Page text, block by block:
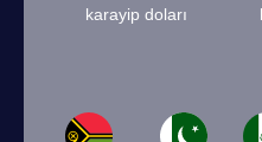
karayip doları